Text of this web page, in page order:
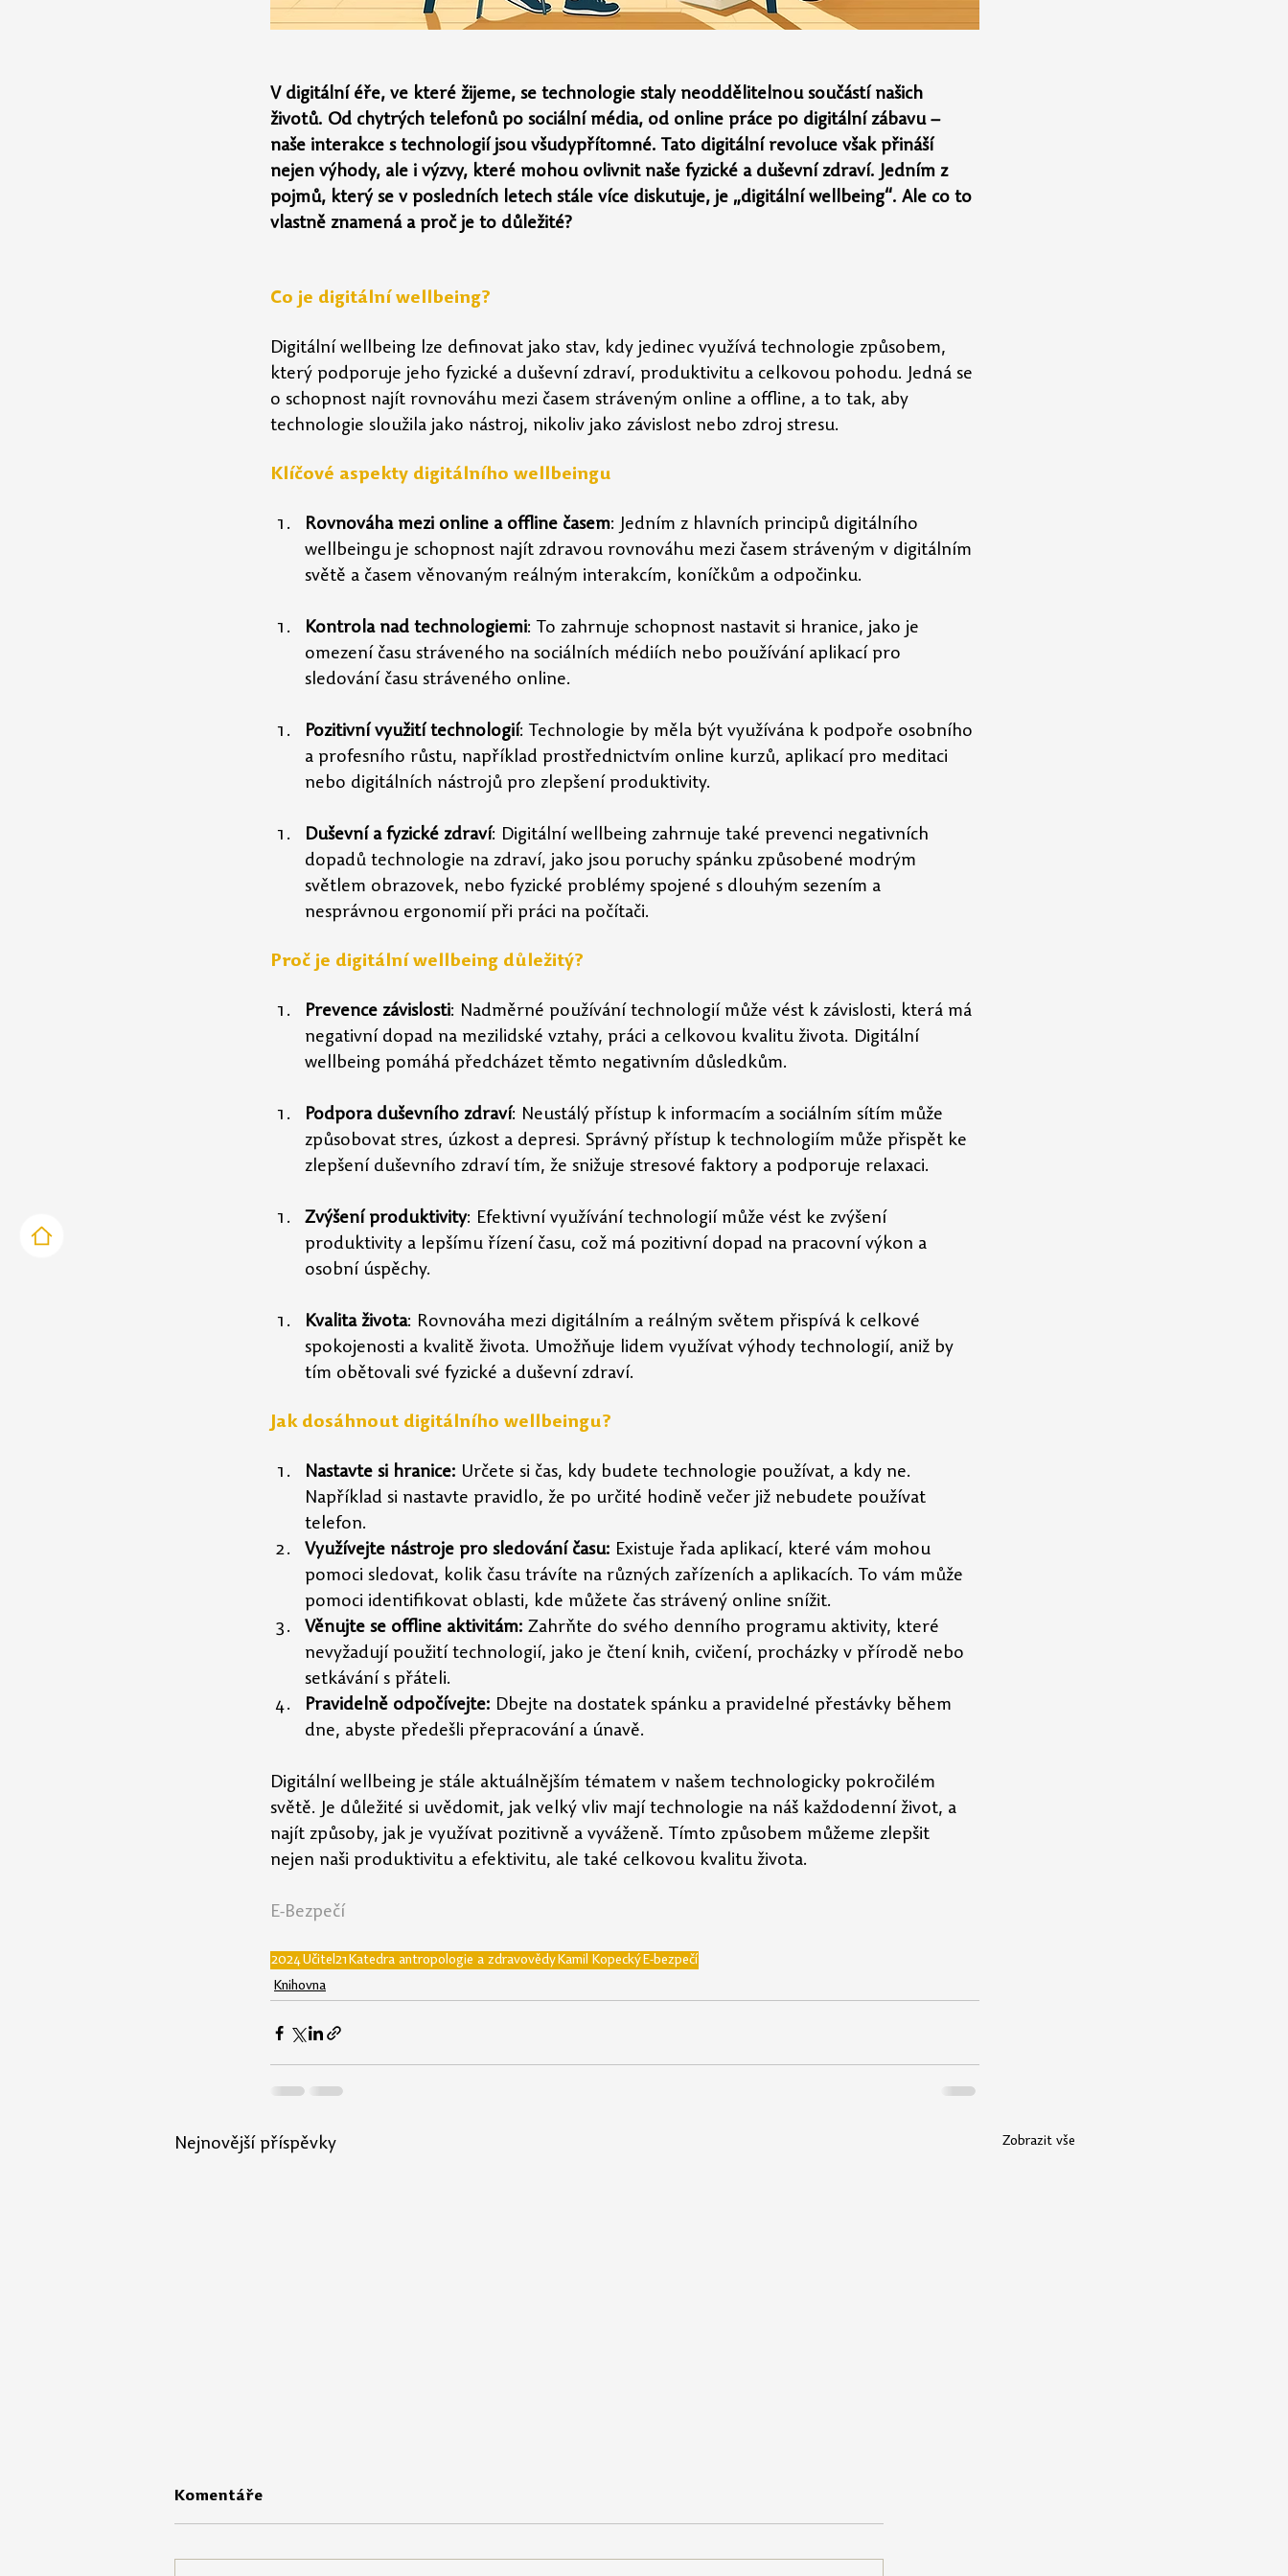
V digitální éře, ve které žijeme, se technologie staly neoddělitelnou součástí našich
životů. Od chytrých telefonů po sociální média, od online práce po digitální zábavu –
naše interakce s technologií jsou všudypřítomné. Tato digitální revoluce však přináší
nejen výhody, ale i výzvy, které mohou ovlivnit naše fyzické a duševní zdraví. Jedním z
pojmů, který se v posledních letech stále více diskutuje, je „digitální wellbeing“. Ale co to
vlastně znamená a proč je to důležité?
Co je digitální wellbeing?
Digitální wellbeing lze definovat jako stav, kdy jedinec využívá technologie způsobem,
který podporuje jeho fyzické a duševní zdraví, produktivitu a celkovou pohodu. Jedná se
o schopnost najít rovnováhu mezi časem stráveným online a offline, a to tak, aby
technologie sloužila jako nástroj, nikoliv jako závislost nebo zdroj stresu.
Klíčové aspekty digitálního wellbeingu
Rovnováha mezi online a offline časem: Jedním z hlavních principů digitálního
wellbeingu je schopnost najít zdravou rovnováhu mezi časem stráveným v digitálním
světě a časem věnovaným reálným interakcím, koníčkům a odpočinku.
Kontrola nad technologiemi: To zahrnuje schopnost nastavit si hranice, jako je
omezení času stráveného na sociálních médiích nebo používání aplikací pro
sledování času stráveného online.
Pozitivní využití technologií: Technologie by měla být využívána k podpoře osobního
a profesního růstu, například prostřednictvím online kurzů, aplikací pro meditaci
nebo digitálních nástrojů pro zlepšení produktivity.
Duševní a fyzické zdraví: Digitální wellbeing zahrnuje také prevenci negativních
dopadů technologie na zdraví, jako jsou poruchy spánku způsobené modrým
světlem obrazovek, nebo fyzické problémy spojené s dlouhým sezením a
nesprávnou ergonomií při práci na počítači.
Proč je digitální wellbeing důležitý?
Prevence závislosti: Nadměrné používání technologií může vést k závislosti, která má
negativní dopad na mezilidské vztahy, práci a celkovou kvalitu života. Digitální
wellbeing pomáhá předcházet těmto negativním důsledkům.
Podpora duševního zdraví: Neustálý přístup k informacím a sociálním sítím může
způsobovat stres, úzkost a depresi. Správný přístup k technologiím může přispět ke
zlepšení duševního zdraví tím, že snižuje stresové faktory a podporuje relaxaci.
Zvýšení produktivity: Efektivní využívání technologií může vést ke zvýšení
produktivity a lepšímu řízení času, což má pozitivní dopad na pracovní výkon a
osobní úspěchy.
Kvalita života: Rovnováha mezi digitálním a reálným světem přispívá k celkové
spokojenosti a kvalitě života. Umožňuje lidem využívat výhody technologií, aniž by
tím obětovali své fyzické a duševní zdraví.
Jak dosáhnout digitálního wellbeingu?
Nastavte si hranice: Určete si čas, kdy budete technologie používat, a kdy ne.
Například si nastavte pravidlo, že po určité hodině večer již nebudete používat
telefon.
Využívejte nástroje pro sledování času: Existuje řada aplikací, které vám mohou
pomoci sledovat, kolik času trávíte na různých zařízeních a aplikacích. To vám může
pomoci identifikovat oblasti, kde můžete čas strávený online snížit.
Věnujte se offline aktivitám: Zahrňte do svého denního programu aktivity, které
nevyžadují použití technologií, jako je čtení knih, cvičení, procházky v přírodě nebo
setkávání s přáteli.
Pravidelně odpočívejte: Dbejte na dostatek spánku a pravidelné přestávky během
dne, abyste předešli přepracování a únavě.
Digitální wellbeing je stále aktuálnějším tématem v našem technologicky pokročilém
světě. Je důležité si uvědomit, jak velký vliv mají technologie na náš každodenní život, a
najít způsoby, jak je využívat pozitivně a vyváženě. Tímto způsobem můžeme zlepšit
nejen naši produktivitu a efektivitu, ale také celkovou kvalitu života.
E-Bezpečí
2024Učitel21 Katedra antropologie a zdravovědyKamil KopeckýE-bezpečí
Knihovna
Nejnovější příspěvky Zobrazit vše
Komentáře